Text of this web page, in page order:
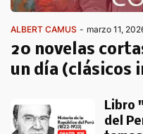
ALBERT CAMUS - marzo 11,
20 novelas
un día (clásicos
Libro
del